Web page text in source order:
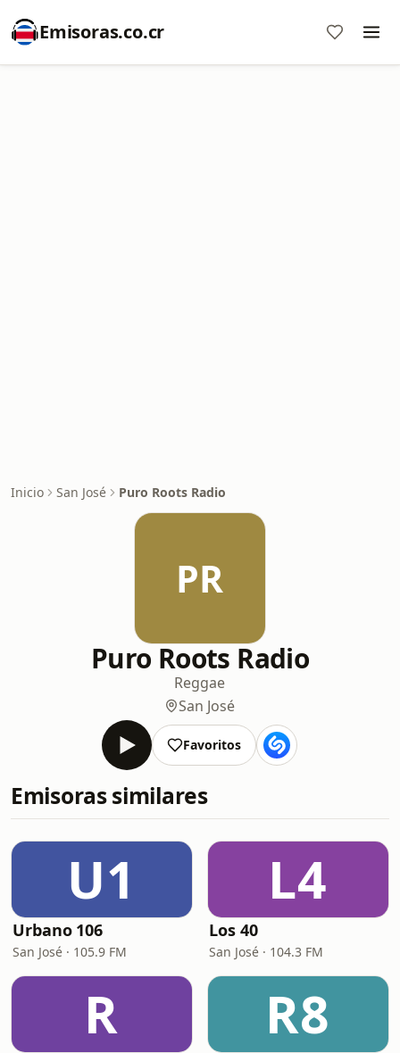
Emisoras.co.cr
Inicio San José Puro Roots Radio
PR
Puro Roots Radio
Reggae
San José
Favoritos
Emisoras similares
U1
Urbano 106
San José · 105.9 FM
L4
Los 40
San José · 104.3 FM
R R8